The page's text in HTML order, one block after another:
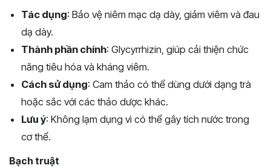
Tác dụng: Bảo vệ niêm mạc dạ dày, giảm viêm và đau
dạ dày.
Thành phần chính: Glycyrrhizin, giúp cải thiện chức
năng tiêu hóa và kháng viêm.
Cách sử dụng: Cam thảo có thể dùng dưới dạng trà
hoặc sắc với các thảo dược khác.
Lưu ý: Không lạm dụng vì có thể gây tích nước trong
cơ thể.
Bạch truật